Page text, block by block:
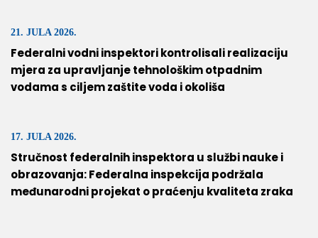
21. JULA 2026.
Federalni vodni inspektori kontrolisali realizaciju
mjera za upravljanje tehnološkim otpadnim
vodama s ciljem zaštite voda i okoliša
17. JULA 2026.
Stručnost federalnih inspektora u službi nauke i
obrazovanja: Federalna inspekcija podržala
međunarodni projekat o praćenju kvaliteta zraka